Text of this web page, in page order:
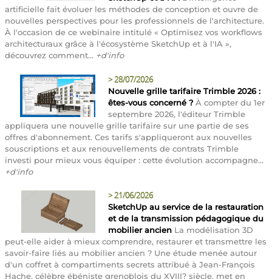
artificielle fait évoluer les méthodes de conception et ouvre de
nouvelles perspectives pour les professionnels de l'architecture.
À l'occasion de ce webinaire intitulé « Optimisez vos workflows
architecturaux grâce à l'écosystème SketchUp et à l'IA »,
découvrez comment... +d'info
>28/07/2026
Nouvelle grille tarifaire Trimble 2026 :
êtes-vous concerné ? À compter du 1er
septembre 2026, l'éditeur Trimble
appliquera une nouvelle grille tarifaire sur une partie de ses
offres d'abonnement. Ces tarifs s'appliqueront aux nouvelles
souscriptions et aux renouvellements de contrats Trimble
investi pour mieux vous équiper : cette évolution accompagne...
+d'info
>21/06/2026
SketchUp au service de la restauration
et de la transmission pédagogique du
mobilier ancien La modélisation 3D
peut-elle aider à mieux comprendre, restaurer et transmettre les
savoir-faire liés au mobilier ancien ? Une étude menée autour
d'un coffret à compartiments secrets attribué à Jean-François
Hache, célèbre ébéniste grenoblois du XVIII? siècle, met en